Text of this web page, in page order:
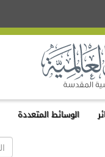
الوسائط المتعددة